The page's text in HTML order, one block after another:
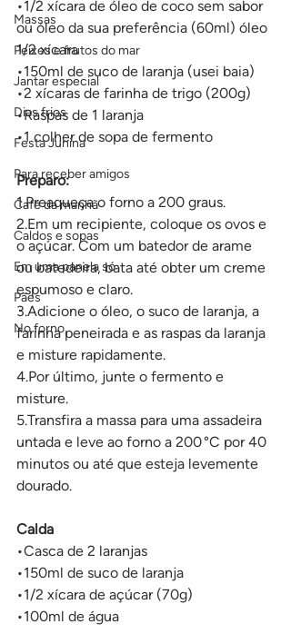
Massas
Peixes e frutos do mar
Jantar especial
Dias frios
Festa Junina
Para receber amigos
Café da manhã
Caldos e sopas
Em uma panela só
Pães
No forno
•1/2 xícara de óleo de coco sem sabor
ou óleo da sua preferência (60ml) óleo
1/2 xícara
•150ml de suco de laranja (usei baia)
•2 xícaras de farinha de trigo (200g)
•Raspas de 1 laranja
•1 colher de sopa de fermento
Preparo:
1.Preaqueça o forno a 200 graus.
2.Em um recipiente, coloque os ovos e
o açúcar. Com um batedor de arame
ou batedeira, bata até obter um creme
espumoso e claro.
3.Adicione o óleo, o suco de laranja, a
farinha peneirada e as raspas da laranja
e misture rapidamente.
4.Por último, junte o fermento e
misture.
5.Transfira a massa para uma assadeira
untada e leve ao forno a 200 °C por 40
minutos ou até que esteja levemente
dourado.
Calda
•Casca de 2 laranjas
•150ml de suco de laranja
•1/2 xícara de açúcar (70g)
•100ml de água